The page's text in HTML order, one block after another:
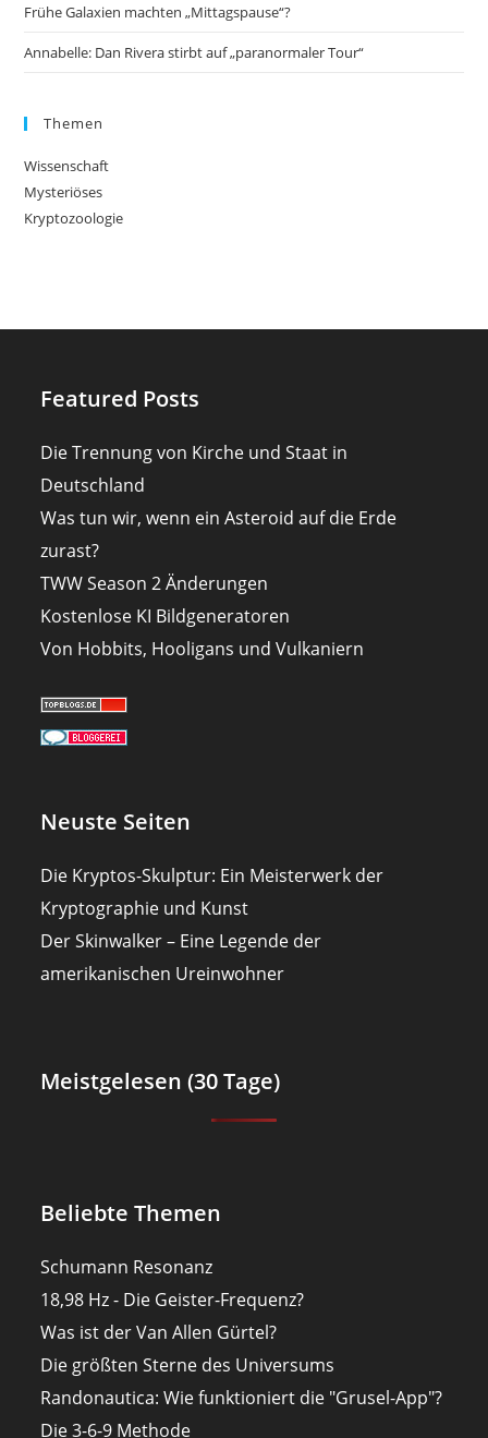
Frühe Galaxien machten „Mittagspause“?
Annabelle: Dan Rivera stirbt auf „paranormaler Tour“
Themen
Wissenschaft
Mysteriöses
Kryptozoologie
Featured Posts
Die Trennung von Kirche und Staat in
Deutschland
Was tun wir, wenn ein Asteroid auf die Erde
zurast?
TWW Season 2 Änderungen
Kostenlose KI Bildgeneratoren
Von Hobbits, Hooligans und Vulkaniern
Neuste Seiten
Die Kryptos-Skulptur: Ein Meisterwerk der
Kryptographie und Kunst
Der Skinwalker – Eine Legende der
amerikanischen Ureinwohner
Meistgelesen (30 Tage)
Beliebte Themen
Schumann Resonanz
18,98 Hz - Die Geister-Frequenz?
Was ist der Van Allen Gürtel?
Die größten Sterne des Universums
Randonautica: Wie funktioniert die "Grusel-App"?
Die 3-6-9 Methode